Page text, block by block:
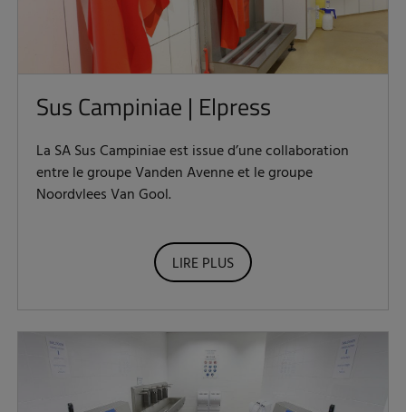
Sus Campiniae | Elpress
La SA Sus Campiniae est issue d’une collaboration
entre le groupe Vanden Avenne et le groupe
Noordvlees Van Gool.
LIRE PLUS